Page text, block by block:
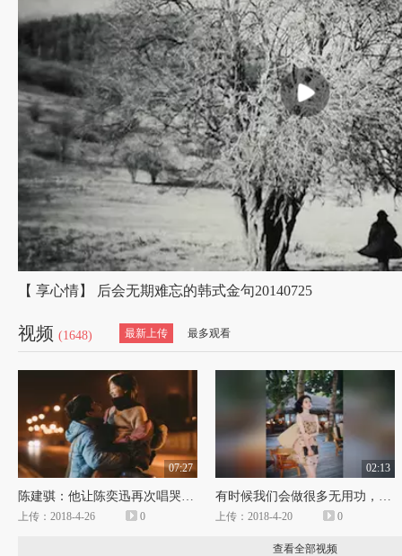
媒
体
出
品
人
【 享心情】 后会无期难忘的韩式金句20140725
视频 (1648) 最新上传 最多观看
07:27
陈建骐：他让陈奕迅再次唱哭我们
上传：2018-4-26 0
02:13
有时候我们会做很多无用功，这大概就是成长吧
上传：2018-4-20 0
查看全部视频